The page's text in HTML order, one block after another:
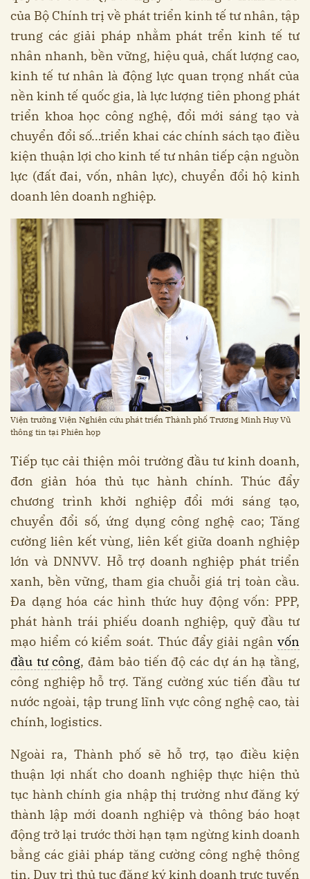
của Bộ Chính trị về phát triển kinh tế tư nhân, tập
trung các giải pháp nhằm phát trển kinh tế tư
nhân nhanh, bền vững, hiệu quả, chất lượng cao,
kinh tế tư nhân là động lực quan trọng nhất của
nền kinh tế quốc gia, là lực lượng tiên phong phát
triển khoa học công nghệ, đổi mới sáng tạo và
chuyển đổi số…triển khai các chính sách tạo điều
kiện thuận lợi cho kinh tế tư nhân tiếp cận nguồn
lực (đất đai, vốn, nhân lực), chuyển đổi hộ kinh
doanh lên doanh nghiệp.
Viện trưởng Viện Nghiên cứu phát triển Thành phố Trương Minh Huy Vũ
thông tin tại Phiên họp
Tiếp tục cải thiện môi trường đầu tư kinh doanh,
đơn giản hóa thủ tục hành chính​. Thúc đẩy
chương trình khởi nghiệp đổi mới sáng tạo,
chuyển đổi số, ứng dụng công nghệ cao; Tăng
cường liên kết vùng, liên kết giữa doanh nghiệp
lớn và DNNVV. Hỗ trợ doanh nghiệp phát triển
xanh, bền vững, tham gia chuỗi giá trị toàn cầu.
Đa dạng hóa các hình thức huy động vốn: PPP,
phát hành trái phiếu doanh nghiệp, quỹ đầu tư
mạo hiểm có kiểm soát. Thúc đẩy giải ngân vốn
đầu tư công, đảm bảo tiến độ các dự án hạ tầng,
công nghiệp hỗ trợ​. Tăng cường xúc tiến đầu tư
nước ngoài, tập trung lĩnh vực công nghệ cao, tài
chính, logistics​.
Ngoài ra, Thành phố sẽ hỗ trợ, tạo điều kiện
thuận lợi nhất cho doanh nghiệp thực hiện thủ
tục hành chính gia nhập thị trường như đăng ký
thành lập mới doanh nghiệp và thông báo hoạt
động trở lại trước thời hạn tạm ngừng kinh doanh
bằng các giải pháp tăng cường công nghệ thông
tin. Duy trì thủ tục đăng ký kinh doanh trực tuyến